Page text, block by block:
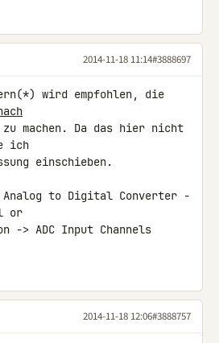
2014-11-18 11:14#3888697
wird empfohlen, die
zu machen. Da das hier nicht
ich
einschieben.
to Digital Converter -
or
-> ADC Input Channels
2014-11-18 12:06#3888757